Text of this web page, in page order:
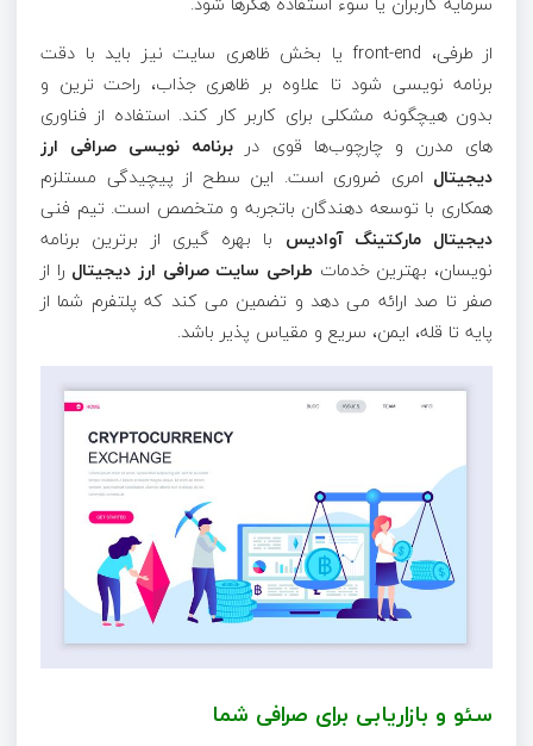
از طرفی، front-end یا بخش ظاهری سایت نیز باید با دقت
برنامه نویسی شود تا علاوه بر ظاهری جذاب، راحت ترین و
بدون هیچگونه مشکلی برای کاربر کار کند. استفاده از فناوری
های مدرن و چارچوب‌ها قوی در برنامه نویسی صرافی ارز
دیجیتال امری ضروری است. این سطح از پیچیدگی مستلزم
همکاری با توسعه دهندگان باتجربه و متخصص است. تیم فنی
دیجیتال مارکتینگ آوادیس با بهره گیری از برترین برنامه
نویسان، بهترین خدمات طراحی سایت صرافی ارز دیجیتال را از
صفر تا صد ارائه می دهد و تضمین می کند که پلتفرم شما از
پایه تا قله، ایمن، سریع و مقیاس پذیر باشد.
سئو و بازاریابی برای صرافی شما